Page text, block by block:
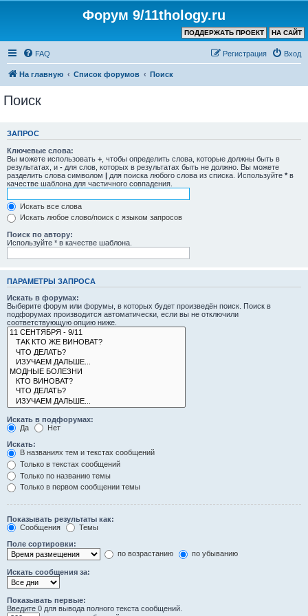
Форум 9/11thology.ru
НА САЙТ
ПОДДЕРЖАТЬ ПРОЕКТ
FAQ Вход
Регистрация
На главную Список форумов Поиск
Поиск
ЗАПРОС
Ключевые слова:
Вы можете использовать + , чтобы определить слова, которые должны быть в
результатах, и - для слов, которых в результатах быть не должно. Вы можете
разделить слова символом | для поиска любого слова из списка. Используйте * в
качестве шаблона для частичного совпадения.
Искать все слова
Искать любое слово/поиск с языком запросов
Поиск по автору:
Используйте * в качестве шаблона.
ПАРАМЕТРЫ ЗАПРОСА
Искать в форумах:
Выберите форум или форумы, в которых будет произведён поиск. Поиск в
подфорумах производится автоматически, если вы не отключили
соответствующую опцию ниже.
Искать в подфорумах:
Да
Нет
Искать:
В названиях тем и текстах сообщений
Только в текстах сообщений
Только по названию темы
Только в первом сообщении темы
Показывать результаты как:
Сообщения
Темы
Поле сортировки:
по возрастанию
по убыванию
Искать сообщения за:
Показывать первые:
Введите 0 для вывода полного текста сообщений.